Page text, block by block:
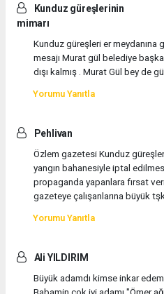
Kunduz güreşlerinin
mimarı
Kunduz güreşleri er
mesajı Murat gül belediye
dışı kalmış . Murat Gül bey de
Yorumu Yanıtla
Pehlivan
Özlem gazetesi Kunduz
yangın bahanesiyle iptal
propaganda yapanlara fırsat
gazeteye çalışanlarına büyük
Yorumu Yanıtla
Ali YILDIRIM
Büyük adamdı kimse inkar